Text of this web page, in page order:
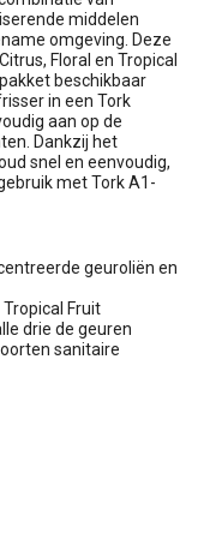
middelen
omgeving. Deze
Floral en Tropical
beschikbaar
in een Tork
aan op de
Dankzij het
snel en eenvoudig,
met Tork A1-
geuroliën en
Fruit
drie de geuren
sanitaire